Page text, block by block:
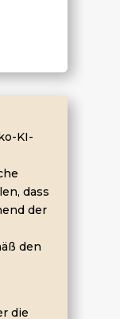
KI-
dass
der
den
die